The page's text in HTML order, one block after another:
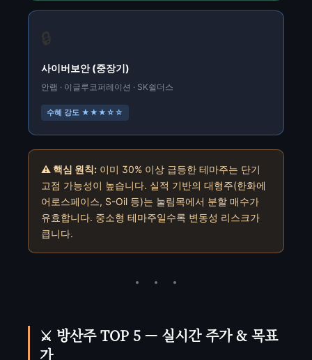
🔒
사이버보안 (중장기)
안랩 · 이글루코퍼레이션 · SK쉴더스
수혜 강도 ★★★☆☆
⚠️ 핵심 원칙: 이미 30% 이상 급등한 테마주는 단기
고점 가능성이 높습니다. 실적 기반의 대형주(한화에
어로스페이스, S-Oil 등)는 눌림목에서 분할 매수가
유효합니다. 중소형 테마주일수록 변동성 리스크가
큽니다.
⚔️ 방산주 TOP 5 — 실시간 주가 & 목표
가